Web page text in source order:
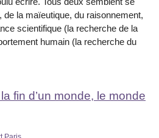
de la maïeutique, du raisonnement,
scientifique (la recherche de la
humain (la recherche du
fin d’un monde, le monde